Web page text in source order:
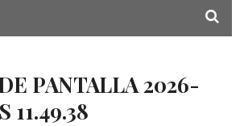
PANTALLA 2026-
11.49.38